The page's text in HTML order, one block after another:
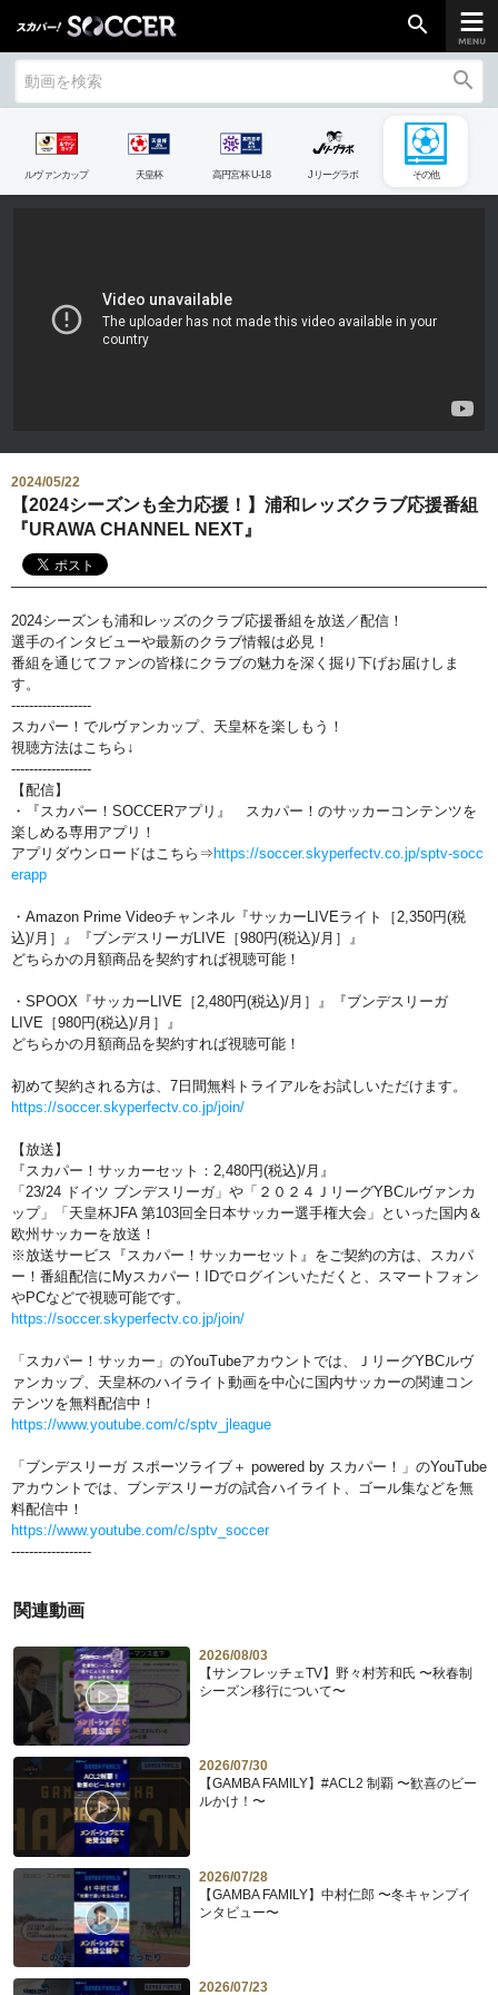
ご加入はこちら chevron_right
UEFAカンファレンスリーグ
生中継／
Jリーグクラブ応援番組
ハイライト／関連動画
search
search
ルヴァンカップ 天皇杯 高円宮杯 U-18 Jリーグラボ その他
2024/05/22
【2024シーズンも全力応援！】浦和レッズクラブ応援番組
『URAWA CHANNEL NEXT』
2024シーズンも浦和レッズのクラブ応援番組を放送／配信！
選手のインタビューや最新のクラブ情報は必見！
番組を通じてファンの皆様にクラブの魅力を深く掘り下げお届けしま
す。
------------------
スカパー！でルヴァンカップ、天皇杯を楽しもう！
視聴方法はこちら↓
------------------
【配信】
・『スカパー！SOCCERアプリ』 スカパー！のサッカーコンテンツを
楽しめる専用アプリ！
アプリダウンロードはこちら⇒ https://soccer.skyperfectv.co.jp/sptv-socc
erapp
・Amazon Prime Videoチャンネル『サッカーLIVEライト［2,350円(税
込)/月］』『ブンデスリーガLIVE［980円(税込)/月］』
どちらかの月額商品を契約すれば視聴可能！
・SPOOX『サッカーLIVE［2,480円(税込)/月］』『ブンデスリーガ
LIVE［980円(税込)/月］』
どちらかの月額商品を契約すれば視聴可能！
初めて契約される方は、7日間無料トライアルをお試しいただけます。
https://soccer.skyperfectv.co.jp/join/
【放送】
『スカパー！サッカーセット：2,480円(税込)/月』
「23/24 ドイツ ブンデスリーガ」や「２０２４ＪリーグYBCルヴァンカ
ップ」「天皇杯JFA 第103回全日本サッカー選手権大会」といった国内＆
欧州サッカーを放送！
※放送サービス『スカパー！サッカーセット』をご契約の方は、スカパ
ー！番組配信にMyスカパー！IDでログインいただくと、スマートフォン
やPCなどで視聴可能です。
https://soccer.skyperfectv.co.jp/join/
「スカパー！サッカー」のYouTubeアカウントでは、ＪリーグYBCルヴ
ァンカップ、天皇杯のハイライト動画を中心に国内サッカーの関連コン
テンツを無料配信中！
https://www.youtube.com/c/sptv_jleague
「ブンデスリーガ スポーツライブ＋ powered by スカパー！」のYouTube
アカウントでは、ブンデスリーガの試合ハイライト、ゴール集などを無
料配信中！
https://www.youtube.com/c/sptv_soccer
------------------
関連動画
2026/08/03
【サンフレッチェTV】野々村芳和氏 〜秋春制
シーズン移行について〜
2026/07/30
【GAMBA FAMILY】#ACL2 制覇 〜歓喜のビー
ルかけ！〜
2026/07/28
【GAMBA FAMILY】中村仁郎 〜冬キャンプイ
ンタビュー〜
2026/07/23